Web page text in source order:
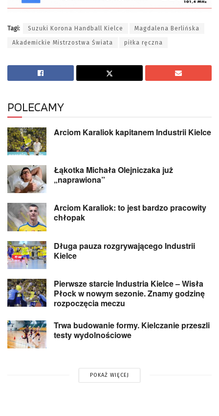
Tagi: Suzuki Korona Handball Kielce Magdalena Berlińska
Akademickie Mistrzostwa Świata piłka ręczna
POLECAMY
Arciom Karaliok kapitanem Industrii Kielce
Łąkotka Michała Olejniczaka już
„naprawiona”
Arciom Karaliok: to jest bardzo pracowity
chłopak
Długa pauza rozgrywającego Industrii
Kielce
Pierwsze starcie Industria Kielce – Wisła
Płock w nowym sezonie. Znamy godzinę
rozpoczęcia meczu
Trwa budowanie formy. Kielczanie przeszli
testy wydolnościowe
POKAŻ WIĘCEJ